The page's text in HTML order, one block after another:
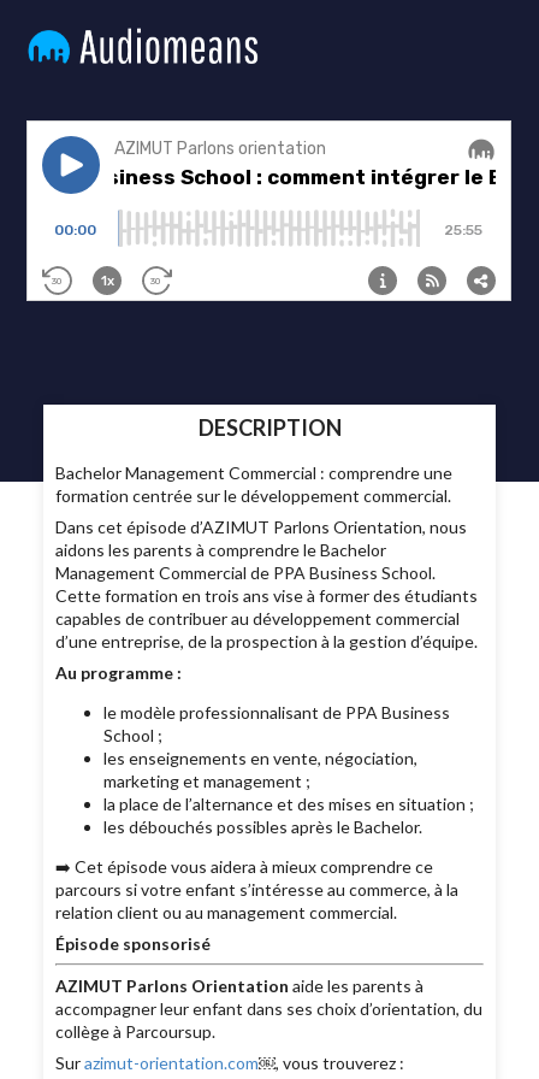
DESCRIPTION
Bachelor Management Commercial : comprendre une
formation centrée sur le développement commercial.
Dans cet épisode d’AZIMUT Parlons Orientation, nous
aidons les parents à comprendre le Bachelor
Management Commercial de PPA Business School.
Cette formation en trois ans vise à former des étudiants
capables de contribuer au développement commercial
d’une entreprise, de la prospection à la gestion d’équipe.
Au programme :
le modèle professionnalisant de PPA Business
School ;
les enseignements en vente, négociation,
marketing et management ;
la place de l’alternance et des mises en situation ;
les débouchés possibles après le Bachelor.
➡️ Cet épisode vous aidera à mieux comprendre ce
parcours si votre enfant s’intéresse au commerce, à la
relation client ou au management commercial.
Épisode sponsorisé
AZIMUT Parlons Orientation aide les parents à
accompagner leur enfant dans ses choix d’orientation, du
collège à Parcoursup.
Surazimut-orientation.com￼, vous trouverez :